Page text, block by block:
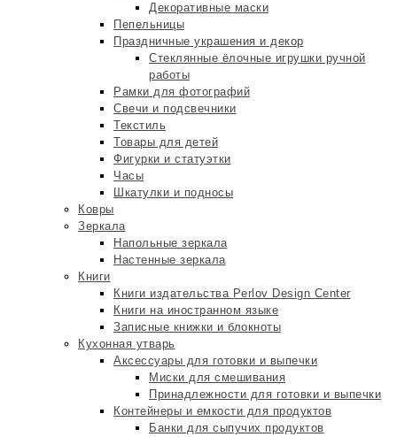
Декоративные маски
Пепельницы
Праздничные украшения и декор
Стеклянные ёлочные игрушки ручной
работы
Рамки для фотографий
Свечи и подсвечники
Текстиль
Товары для детей
Фигурки и статуэтки
Часы
Шкатулки и подносы
Ковры
Зеркала
Напольные зеркала
Настенные зеркала
Книги
Книги издательства Perlov Design Center
Книги на иностранном языке
Записные книжки и блокноты
Кухонная утварь
Аксессуары для готовки и выпечки
Миски для смешивания
Принадлежности для готовки и выпечки
Контейнеры и емкости для продуктов
Банки для сыпучих продуктов